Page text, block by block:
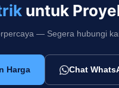
untuk
— Segera hubungi
Harga Chat